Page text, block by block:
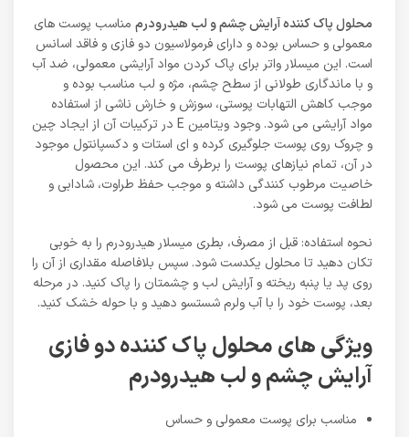
محلول پاک کننده آرایش چشم و لب هیدرودرم مناسب پوست های
معمولی و حساس بوده و دارای فرمولاسیون دو فازی و فاقد اسانس
است. این میسلار واتر برای پاک کردن مواد آرایشی معمولی، ضد آب
و با ماندگاری طولانی از سطح چشم، مژه و لب مناسب بوده و
موجب کاهش التهابات پوستی، سوزش و خارش ناشی از استفاده
مواد آرایشی می شود. وجود ویتامین E در ترکیبات آن از ایجاد چین
و چروک روی پوست جلوگیری کرده و ای استات و دکسپانتول موجود
در آن، تمام نیازهای پوست را برطرف می کند. این محصول
خاصیت مرطوب کنندگی داشته و موجب حفظ طراوت، شادابی و
لطافت پوست می شود.
نحوه استفاده: قبل از مصرف، بطری میسلار هیدرودرم را به خوبی
تکان دهید تا محلول یکدست شود. سپس بلافاصله مقداری از آن را
روی پد یا پنبه ریخته و آرایش لب و چشمتان را پاک کنید. در مرحله
بعد، پوست خود را با آب ولرم شستسو دهید و با حوله خشک کنید.
ویژگی های محلول پاک کننده دو فازی
آرایش چشم و لب هیدرودرم
مناسب برای پوست معمولی و حساس